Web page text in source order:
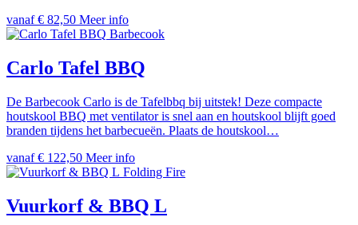
vanaf€ 82,50 Meer info
Barbecook
Carlo Tafel BBQ
De Barbecook Carlo is de Tafelbbq bij uitstek! Deze compacte
houtskool BBQ met ventilator is snel aan en houtskool blijft goed
branden tijdens het barbecueën. Plaats de houtskool…
vanaf€ 122,50 Meer info
Folding Fire
Vuurkorf & BBQ L